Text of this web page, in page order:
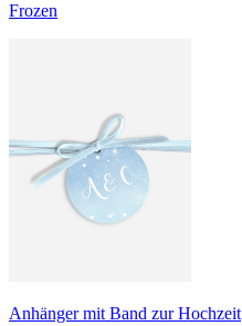
Frozen
Anhänger mit Band zur Hochzeit